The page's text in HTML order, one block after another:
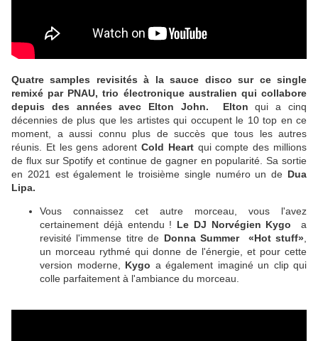
Quatre samples revisités à la sauce disco sur ce single
remixé par PNAU, trio électronique australien qui collabore
depuis des années avec Elton John.
Eltonqui a cinq
décennies de plus que les artistes qui occupent le 10 top en ce
moment, a aussi connu plus de succès que tous les autres
réunis. Et les gens adorent Cold Heartqui compte des millions
de flux sur Spotify et continue de gagner en popularité. Sa sortie
en 2021 est également le troisième single numéro un de Dua
Lipa.
Vous connaissez cet autre morceau, vous l'avez
certainement déjà entendu ! Le DJ Norvégien Kygo a
revisité l'immense titre de Donna Summer «Hot stuff»
un morceau rythmé qui donne de l'énergie, et pour cette
version moderne, Kygo a également imaginé un clip qui
colle parfaitement à l'ambiance du morceau.